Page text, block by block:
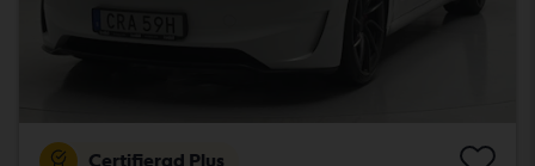
Certifierad Plus